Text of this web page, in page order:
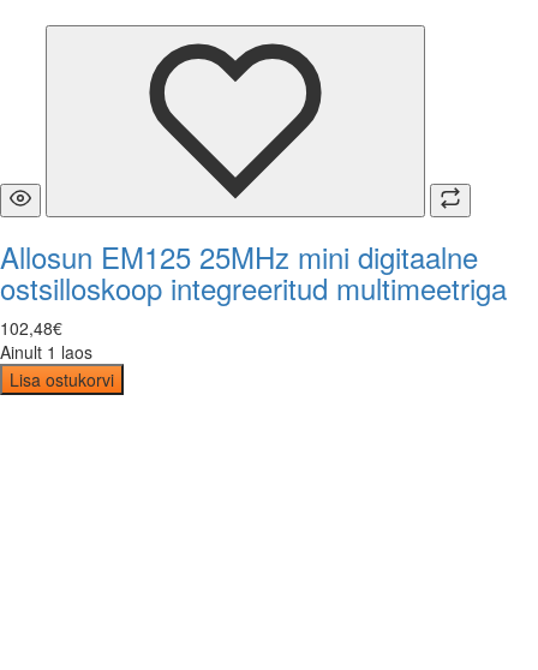
Allosun EM125 25MHz mini digitaalne
ostsilloskoop integreeritud multimeetriga
102,48€
Ainult 1 laos
Lisa ostukorvi